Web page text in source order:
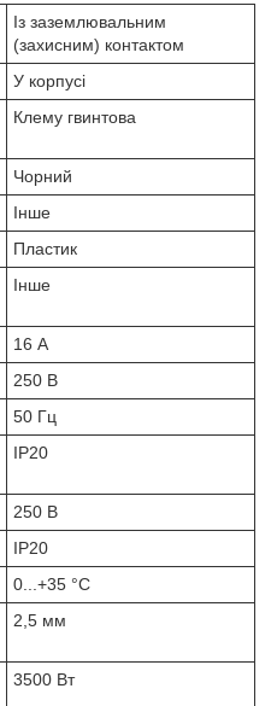
Із заземлювальним
(захисним) контактом
У корпусі
Клему гвинтова
Чорний
Інше
Пластик
Інше
16 А
250 В
50 Гц
IP20
250 В
IP20
0...+35 °C
2,5 мм
3500 Вт